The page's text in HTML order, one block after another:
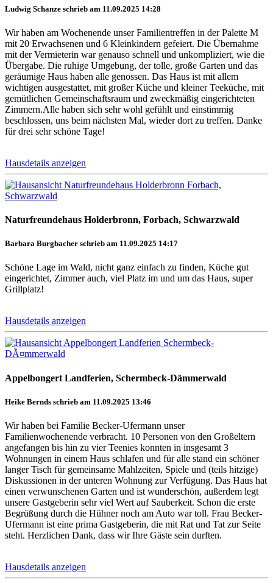
Ludwig Schanze schrieb am 11.09.2025 14:28
Wir haben am Wochenende unser Familientreffen in der Palette M
mit 20 Erwachsenen und 6 Kleinkindern gefeiert. Die Übernahme
mit der Vermieterin war genauso schnell und unkompliziert, wie die
Übergabe. Die ruhige Umgebung, der tolle, große Garten und das
geräumige Haus haben alle genossen. Das Haus ist mit allem
wichtigen ausgestattet, mit großer Küche und kleiner Teeküche, mit
gemütlichen Gemeinschaftsraum und zweckmäßig eingerichteten
Zimmern.Alle haben sich sehr wohl gefühlt und einstimmig
beschlossen, uns beim nächsten Mal, wieder dort zu treffen. Danke
für drei sehr schöne Tage!
Hausdetails anzeigen
Naturfreundehaus Holderbronn, Forbach, Schwarzwald
Barbara Burgbacher schrieb am 11.09.2025 14:17
Schöne Lage im Wald, nicht ganz einfach zu finden, Küche gut
eingerichtet, Zimmer auch, viel Platz im und um das Haus, super
Grillplatz!
Hausdetails anzeigen
Appelbongert Landferien, Schermbeck-Dämmerwald
Heike Bernds schrieb am 11.09.2025 13:46
Wir haben bei Familie Becker-Ufermann unser
Familienwochenende verbracht. 10 Personen von den Großeltern
angefangen bis hin zu vier Teenies konnten in insgesamt 3
Wohnungen in einem Haus schlafen und für alle stand ein schöner
langer Tisch für gemeinsame Mahlzeiten, Spiele und (teils hitzige)
Diskussionen in der unteren Wohnung zur Verfügung. Das Haus hat
einen verwunschenen Garten und ist wunderschön, außerdem legt
unsere Gastgeberin sehr viel Wert auf Sauberkeit. Schon die erste
Begrüßung durch die Hühner noch am Auto war toll. Frau Becker-
Ufermann ist eine prima Gastgeberin, die mit Rat und Tat zur Seite
steht. Herzlichen Dank, dass wir Ihre Gäste sein durften.
Hausdetails anzeigen